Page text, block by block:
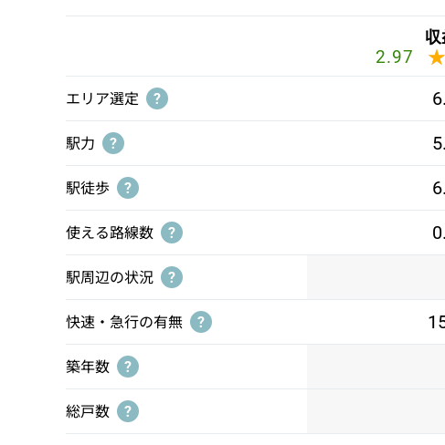
収
2.97
エリア選定 ?
駅力 ?
駅徒歩 ?
使える路線数 ?
駅周辺の状況 ?
快速・急行の有無 ?
築年数 ?
総戸数 ?